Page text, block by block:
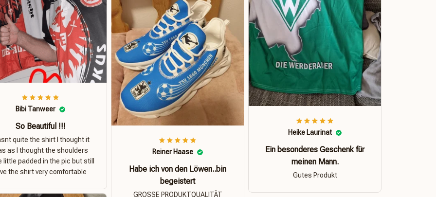
Bibi Tanweer
So Beautiful !!!
quite the shirt I thought it
as I thought the shoulders
little padded in the pic but still
the shirt very comfortable
Heike Laurinat
Ein besonderes Geschenk für
meinen Mann.
Gutes Produkt
Reiner Haase
Habe ich von den Löwen..bin
begeistert
GROSSE PRODUKTQUALITÄT